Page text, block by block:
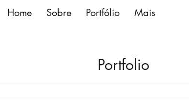
Home Sobre Portfólio Mais
Portfolio